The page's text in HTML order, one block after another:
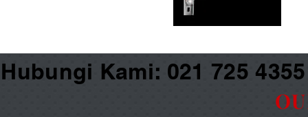
Kami: 021 725